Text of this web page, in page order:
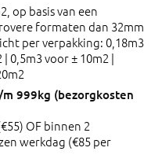
op basis van een
formaten dan 32mm
per verpakking: 0,18m3
0,5m3 voor ± 10m2 |
OF binnen 2
werkdag (€85 per